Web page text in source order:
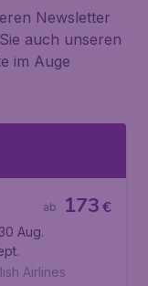
Newsletter
auch unseren
im Auge
€
173
ab
Aug.
Airlines